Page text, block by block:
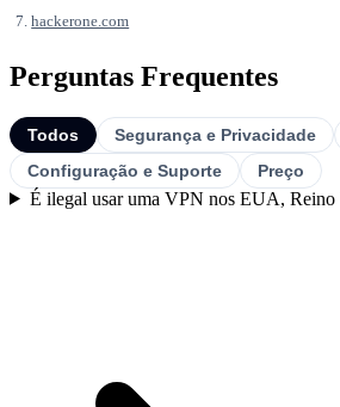
hackerone.com
Perguntas Frequentes
Todos Segurança e Privacidade
Configuração e Suporte
Preço
É ilegal usar uma VPN nos EUA,